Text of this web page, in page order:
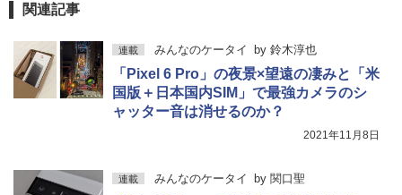
関連記事
連載 みんなのケータイ by 鈴木淳也
「Pixel 6 Pro」の夜景×望遠の凄みと「米
国版＋日本国内SIM」で最強カメラのシ
ャッター音は消せるのか？
2021年11月8日
連載 みんなのケータイ by 関口聖